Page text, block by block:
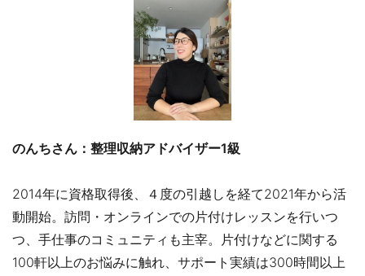
のんちさん：整理収納アドバイザー1級
2014年に資格取得後、４度の引越しを経て2021年から活
動開始。訪問・オンラインでの片付けレッスンを行いつ
つ、手仕事のコミュニティも主宰。片付けなどに関する
100軒以上のお悩みに触れ、サポート実績は300時間以上